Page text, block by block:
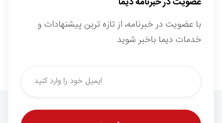
با عضویت در خبرنامه، از تازه ترین پیشنهادات و
خدمات دیما باخبر شوید